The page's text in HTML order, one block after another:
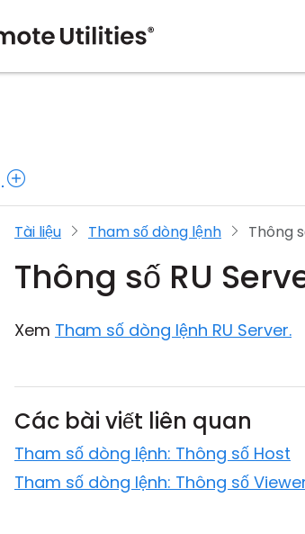
Tài liệu Tham số dòng lệnh Thông
Thông số RU
Xem Tham số dòng lệnh RU Server.
Các bài viết liên quan
Tham số dòng lệnh: Thông số Host
Tham số dòng lệnh: Thông số